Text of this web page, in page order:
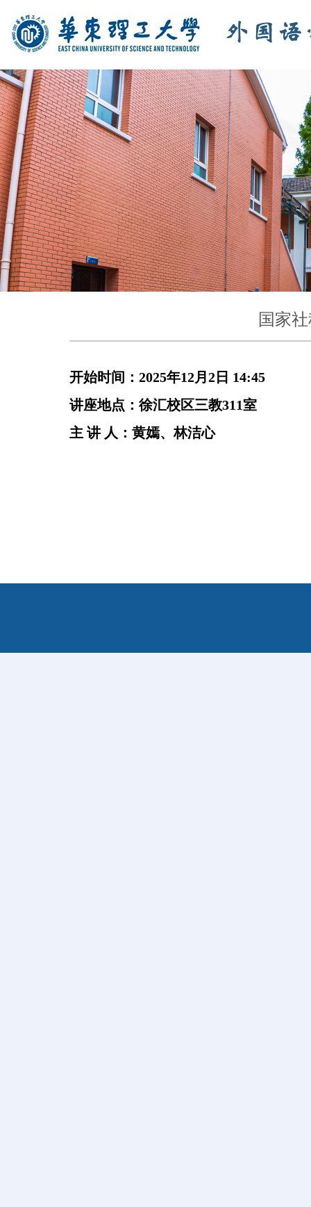
国家
开始时间： 2025年12月 2 日 14:45
讲座地点 ：徐汇校区三教311室
主 讲 人 ： 黄嫣、林洁心